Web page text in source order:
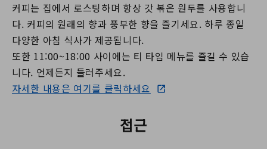
커피는 집에서 로스팅하며 항상 갓 볶은 원두를 사용합니
다. 커피의 원래의 향과 풍부한 향을 즐기세요. 하루 종일
다양한 아침 식사가 제공됩니다.
또한 11:00~18:00 사이에는 티 타임 메뉴를 즐길 수 있습
니다. 언제든지 들러주세요.
자세한 내용은 여기를 클릭하세요
접근